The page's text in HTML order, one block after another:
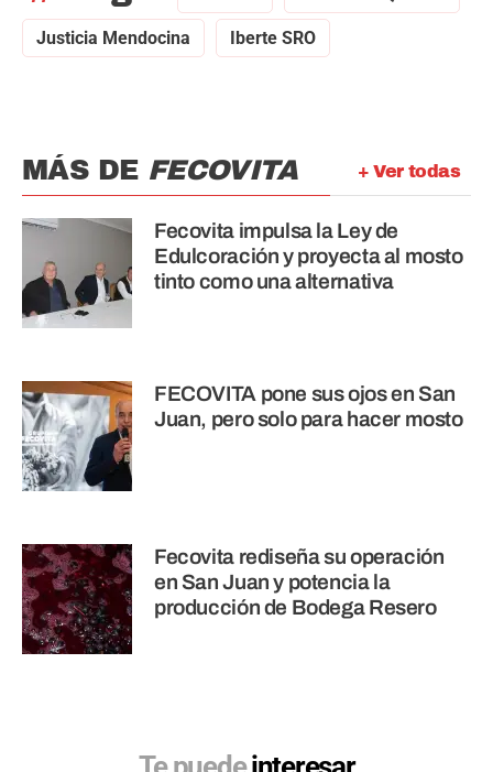
Justicia Mendocina Iberte SRO
+ Ver todas
MÁS DE FECOVITA
Fecovita impulsa la Ley de
Edulcoración y proyecta al mosto
tinto como una alternativa
FECOVITA pone sus ojos en San
Juan, pero solo para hacer mosto
Fecovita rediseña su operación
en San Juan y potencia la
producción de Bodega Resero